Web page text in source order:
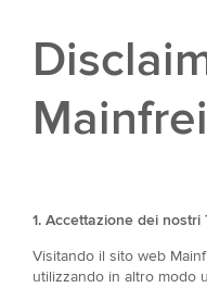
1. Accettazione dei nostri
Visitando il sito web
utilizzando in altro modo